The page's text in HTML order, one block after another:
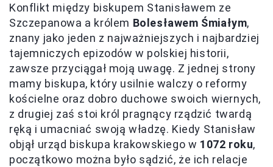
Konflikt między biskupem Stanisławem ze
Szczepanowa a królem Bolesławem Śmiałym,
znany jako jeden z najważniejszych i najbardziej
tajemniczych epizodów w polskiej historii,
zawsze przyciągał moją uwagę. Z jednej strony
mamy biskupa, który usilnie walczy o reformy
kościelne oraz dobro duchowe swoich wiernych,
z drugiej zaś stoi król pragnący rządzić twardą
ręką i umacniać swoją władzę. Kiedy Stanisław
objął urząd biskupa krakowskiego w 1072 roku,
początkowo można było sądzić, że ich relacje